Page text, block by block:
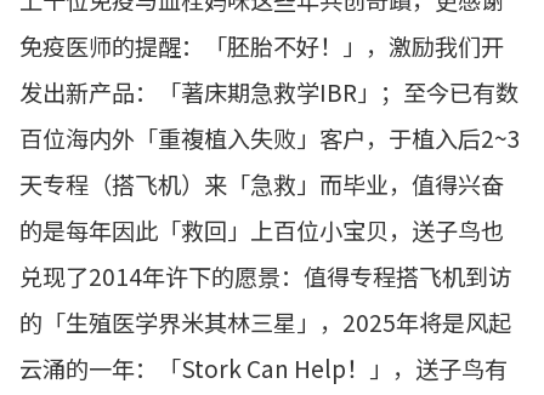
免疫医师的提醒：「胚胎不好！」，激励我们开
发出新产品：「著床期急救学IBR」；至今已有数
百位海内外「重複植入失败」客户，于植入后2~3
天专程（搭飞机）来「急救」而毕业，值得兴奋
的是每年因此「救回」上百位小宝贝，送子鸟也
兑现了2014年许下的愿景：值得专程搭飞机到访
的「生殖医学界米其林三星」，2025年将是风起
云涌的一年：「Stork Can Help！」，送子鸟有